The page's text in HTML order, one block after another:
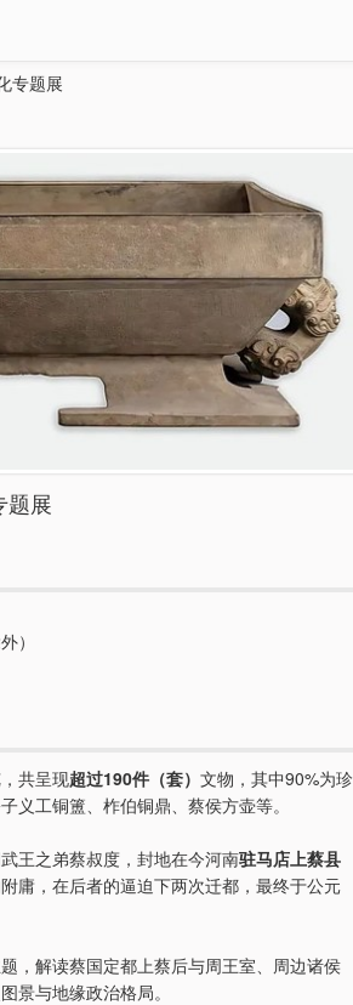
专题展
题展
）
共呈现超过190件（套） 文物，其中90%为珍
义工铜簠、柞伯铜鼎、蔡侯方壶等。
王之弟蔡叔度，封地在今河南驻马店上蔡县
庸，在后者的逼迫下两次迁都，最终于公元
题，解读蔡国定都上蔡后与周王室、周边诸侯
景与地缘政治格局。